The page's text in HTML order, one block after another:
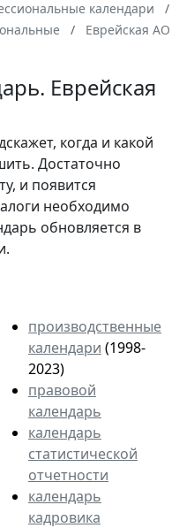
календари
Еврейская АО
Еврейская
когда и какой
Достаточно
и появится
необходимо
обновляется в
производственные
календари (1998-
2023)
правовой
календарь
календарь
статистической
отчетности
календарь
кадровика